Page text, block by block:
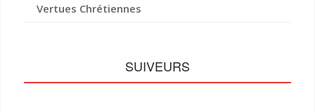
Vertues Chrétiennes
SUIVEURS